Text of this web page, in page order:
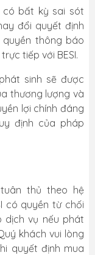
có bất kỳ sai sót
đổi quyết định
thông báo
tiếp với BESI.
sinh sẽ được
thương lượng và
lợi chính đáng
định của pháp
thủ theo hệ
có quyền từ chối
dịch vụ nếu phát
khách vui lòng
quyết định mua